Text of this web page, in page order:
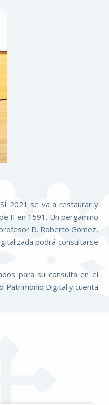
2021 se va a restaurar y
II en 1591. Un pergamino
D. Roberto Gómez,
podrá consultarse
para su consulta en el
Patrimonio Digital y cuenta